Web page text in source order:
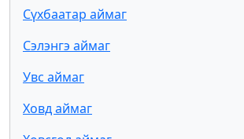
Сүхбаатар аймаг
Сэлэнгэ аймаг
Увс аймаг
Ховд аймаг